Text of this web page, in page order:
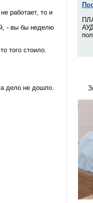
работает, то и
- вы бы неделю
того стоило.
дело не дошло.